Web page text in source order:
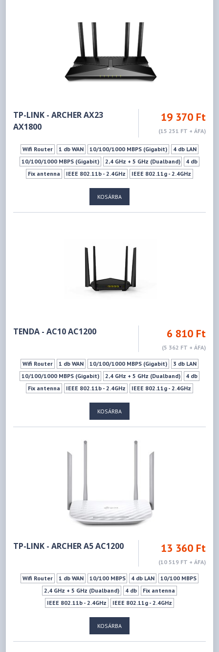
TP-LINK - ARCHER AX23
AX1800
19 370 Ft
(15 251 FT + ÁFA)
Wifi Router 1 db WAN 10/100/1000 MBPS (Gigabit)
4 db LAN
10/100/1000 MBPS (Gigabit)
2,4 GHz + 5 GHz (Dualband)
4 db
Fix antenna
IEEE 802.11b - 2.4GHz
IEEE 802.11g - 2.4GHz
IEEE 802.11n - 5GHz
KOSÁRBA
TENDA - AC10 AC1200 6 810 Ft
(5 362 FT + ÁFA)
Wifi Router 1 db WAN 10/100/1000 MBPS (Gigabit)
3 db LAN
10/100/1000 MBPS (Gigabit)
2,4 GHz + 5 GHz (Dualband)
4 db
Fix antenna
IEEE 802.11b - 2.4GHz
IEEE 802.11g - 2.4GHz
300Mbps
KOSÁRBA
TP-LINK - ARCHER A5 AC1200 13 360 Ft
(10 519 FT + ÁFA)
Wifi Router 1 db WAN 10/100 MBPS 4 db LAN
10/100 MBPS
2,4 GHz + 5 GHz (Dualband)
4 db
Fix antenna
IEEE 802.11b - 2.4GHz
IEEE 802.11g - 2.4GHz
300Mbps 867Mbps
KOSÁRBA